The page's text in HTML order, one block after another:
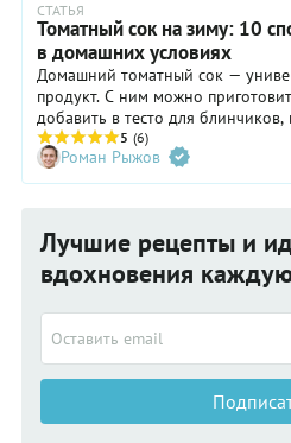
СТАТЬЯ
Томатный сок на зиму: 10
в домашних условиях
Домашний томатный сок —
продукт. С ним можно
добавить в тесто для блинчиков,
для окрошки и просто пить в
как приготовить томатный сок на
коллекцией рецептов.
5 (6)
Роман Рыжов
Лучшие рецепты и
вдохновения